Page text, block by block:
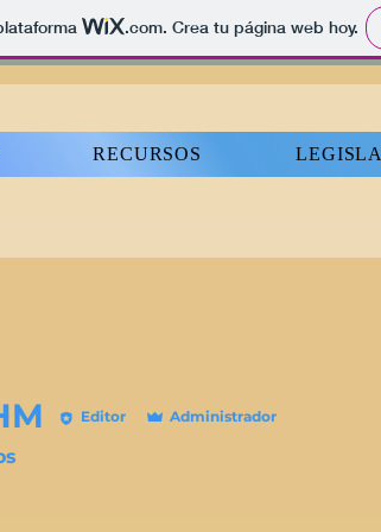
.com. Crea tu página web hoy.
RECURSOS
Editor Administrador